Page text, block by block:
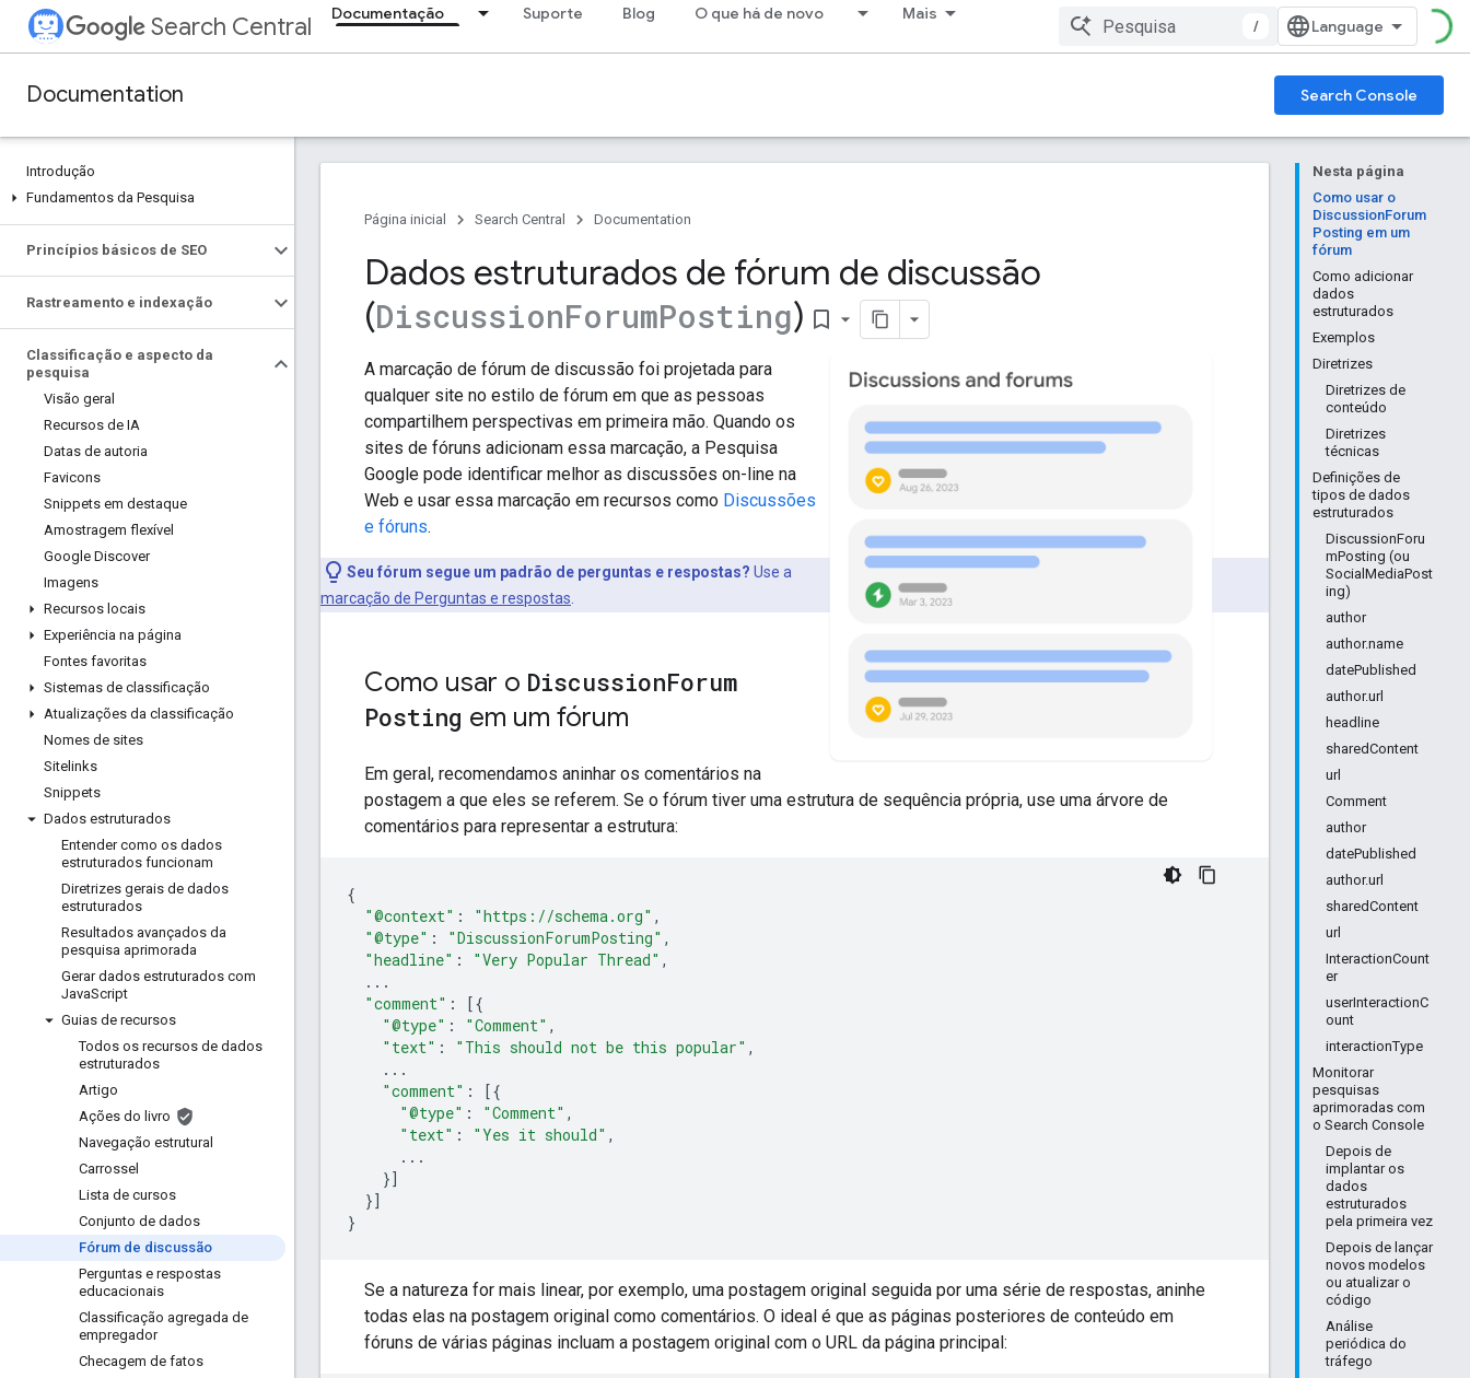
Search Central Documentação Suporte Blog O que há de novo Mais
/
Documentation Search Console
Introdução
Fundamentos da Pesquisa
Princípios básicos de SEO
Rastreamento e indexação
Classificação e aspecto da
pesquisa
Visão geral
Recursos de IA
Datas de autoria
Favicons
Snippets em destaque
Amostragem flexível
Google Discover
Imagens
Recursos locais
Experiência na página
Fontes favoritas
Sistemas de classificação
Atualizações da classificação
Nomes de sites
Sitelinks
Snippets
Dados estruturados
Entender como os dados
estruturados funcionam
Diretrizes gerais de dados
estruturados
Resultados avançados da
pesquisa aprimorada
Gerar dados estruturados com
JavaScript
Guias de recursos
Todos os recursos de dados
estruturados
Artigo
Ações do livro
Navegação estrutural
Carrossel
Lista de cursos
Conjunto de dados
Fórum de discussão
Perguntas e respostas
educacionais
Classificação agregada de
empregador
Checagem de fatos
Nesta página
Como usar o
DiscussionForum
Posting em um
fórum
Como adicionar
dados
estruturados
Exemplos
Diretrizes
Diretrizes de
conteúdo
Diretrizes
técnicas
Definições de
tipos de dados
estruturados
DiscussionForu
mPosting (ou
SocialMediaPost
ing)
author
author.name
datePublished
author.url
headline
sharedContent
url
Comment
author
datePublished
author.url
sharedContent
url
InteractionCount
er
userInteractionC
ount
interactionType
Monitorar
pesquisas
aprimoradas com
o Search Console
Depois de
implantar os
dados
estruturados
pela primeira vez
Depois de lançar
novos modelos
ou atualizar o
código
Análise
periódica do
tráfego
Página inicial Search Central Documentation
Dados estruturados de fórum de discussão
(DiscussionForumPosting) bookmark_border
A marcação de fórum de discussão foi projetada para
qualquer site no estilo de fórum em que as pessoas
compartilhem perspectivas em primeira mão. Quando os
sites de fóruns adicionam essa marcação, a Pesquisa
Google pode identificar melhor as discussões on-line na
Web e usar essa marcação em recursos como Discussões
e fóruns.
Seu fórum segue um padrão de perguntas e respostas? Use a
marcação de Perguntas e respostas
Como usar o DiscussionForum
Posting em um fórum
Em geral, recomendamos aninhar os comentários na
postagem a que eles se referem. Se o fórum tiver uma estrutura de sequência própria, use uma árvore de
comentários para representar a estrutura:
{
"@context" : "https://schema.org" ,
"@type" : "DiscussionForumPosting" ,
"headline" : "Very Popular Thread" ,
...
"comment" :
[{
"@type" : "Comment" ,
"text" : "This should not be this popular" ,
...
"comment" :
[{
"@type" : "Comment" ,
"text" : "Yes it should" ,
...
}]
}]
}
Se a natureza for mais linear, por exemplo, uma postagem original seguida por uma série de respostas, aninhe
todas elas na postagem original como comentários. O ideal é que as páginas posteriores de conteúdo em
fóruns de várias páginas incluam a postagem original com o URL da página principal: